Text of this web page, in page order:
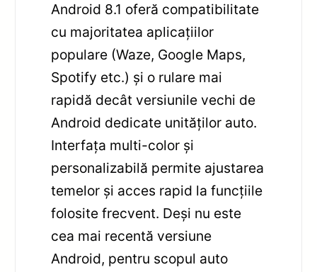
Android 8.1 oferă compatibilitate
cu majoritatea aplicațiilor
populare (Waze, Google Maps,
Spotify etc.) și o rulare mai
rapidă decât versiunile vechi de
Android dedicate unităților auto.
Interfața multi-color și
personalizabilă permite ajustarea
temelor și acces rapid la funcțiile
folosite frecvent. Deși nu este
cea mai recentă versiune
Android, pentru scopul auto